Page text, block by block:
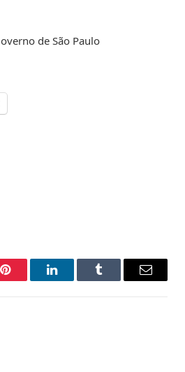
de São Paulo
Pinterest LinkedInTumblr Email